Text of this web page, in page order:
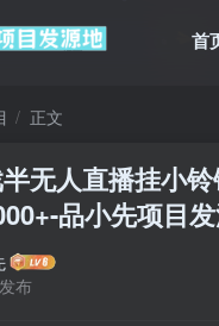
首
正文
无人直播挂小
-品小先项目
布